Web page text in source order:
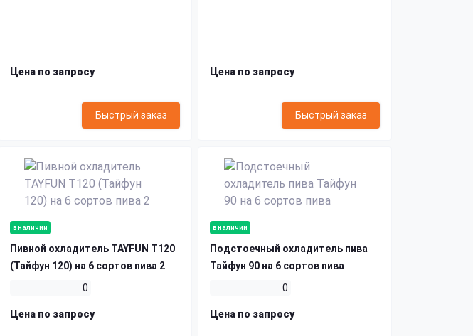
Цена по запросу
Быстрый заказ
Цена по запросу
Быстрый заказ
в наличии
Пивной охладитель TAYFUN T120
(Тайфун 120) на 6 сортов пива 2
0
Цена по запросу
в наличии
Подстоечный охладитель пива
Тайфун 90 на 6 сортов пива
0
Цена по запросу